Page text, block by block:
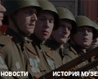
НОВОСТИ ИСТОРИЯ